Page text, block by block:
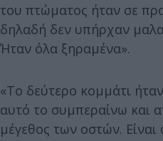
του πτώματος ήταν σε
δηλαδή δεν υπήρχαν
Ήταν όλα ξηραμένα».
«Το δεύτερο κομμάτι
αυτό το συμπεραίνω και
μέγεθος των οστών.